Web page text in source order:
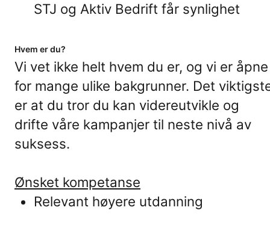
STJ og Aktiv Bedrift får synlighet
Hvem er du?
Vi vet ikke helt hvem du er, og vi er åpne
for mange ulike bakgrunner. Det
er at du tror du kan videreutvikle og
drifte våre kampanjer til neste nivå av
suksess.
Ønsket kompetanse
Relevant høyere utdanning